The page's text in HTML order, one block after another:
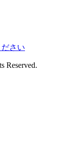
さい
Reserved.